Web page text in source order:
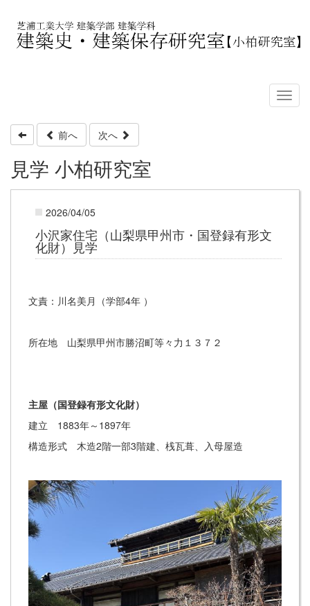
前へ 次へ
見学 小柏研究室
2026/04/05
小沢家住宅（山梨県甲州市・国登録有形文
化財）見学
文責：川名美月（学部4年 ）
所在地 山梨県甲州市勝沼町等々力１３７２
主屋（国登録有形文化財）
建立 1883年～1897年
構造形式 木造2階一部3階建、桟瓦葺、入母屋造